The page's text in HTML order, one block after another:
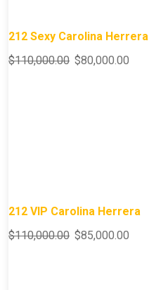
212 Sexy Carolina Herrera
$110,000.00 $80,000.00
212 VIP Carolina Herrera
$110,000.00 $85,000.00